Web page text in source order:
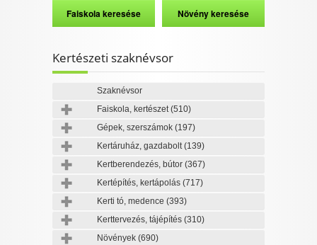
Kertészeti szaknévsor
Szaknévsor
Faiskola, kertészet(510)
Gépek, szerszámok (197)
Kertáruház, gazdabolt(139)
Kertberendezés, bútor (367)
Kertépítés, kertápolás (717)
Kerti tó, medence (393)
Kerttervezés, tájépítés (310)
Növények (690)